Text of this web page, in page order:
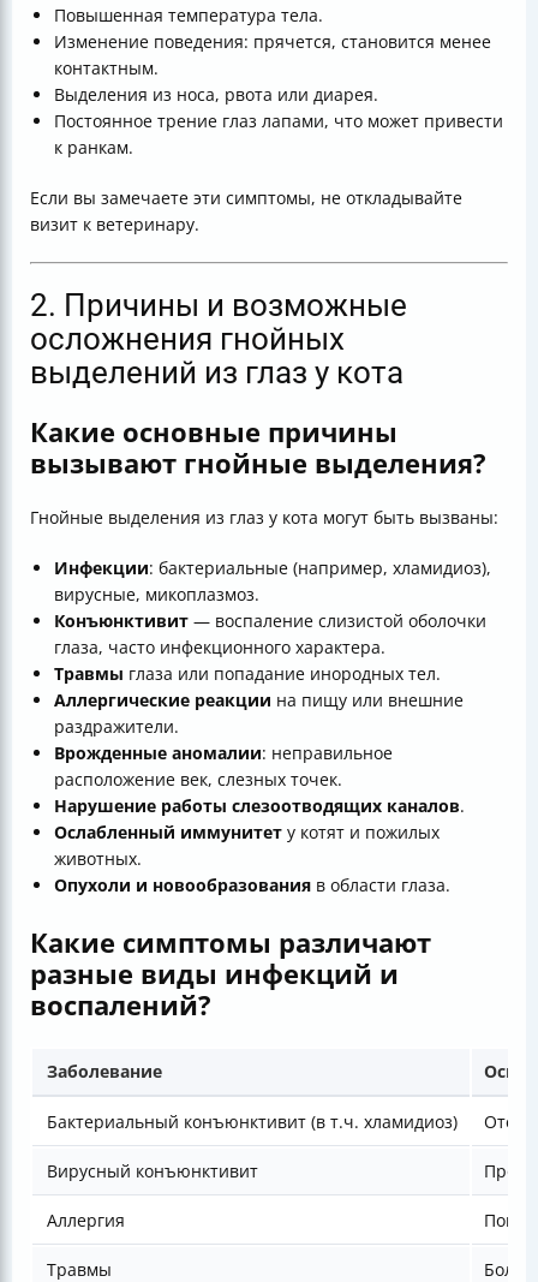
Повышенная температура тела.
Изменение поведения: прячется, становится менее
контактным.
Выделения из носа, рвота или диарея.
Постоянное трение глаз лапами, что может привести
к ранкам.
Если вы замечаете эти симптомы, не откладывайте
визит к ветеринару.
2. Причины и возможные
осложнения гнойных
выделений из глаз у кота
Какие основные причины
вызывают гнойные выделения?
Гнойные выделения из глаз у кота могут быть вызваны:
Инфекции: бактериальные (например, хламидиоз),
вирусные, микоплазмоз.
Конъюнктивит — воспаление слизистой оболочки
глаза, часто инфекционного характера.
Травмы глаза или попадание инородных тел.
Аллергические реакции на пищу или внешние
раздражители.
Врожденные аномалии: неправильное
расположение век, слезных точек.
Нарушение работы слезоотводящих каналов.
Ослабленный иммунитет у котят и пожилых
животных.
Опухоли и новообразования в области глаза.
Какие симптомы различают
разные виды инфекций и
воспалений?
Заболевание
Бактериальный конъюнктивит (в т.ч. хламидиоз) Отёк
Вирусный конъюнктивит
Аллергия
Травмы Боль,